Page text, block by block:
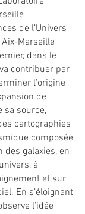
de l’Univers
Marseille
dans le
contribuer par
l’origine
de
sa source,
cartographies
composée
des galaxies, en
à
et sur
En s’éloignant
l’idée